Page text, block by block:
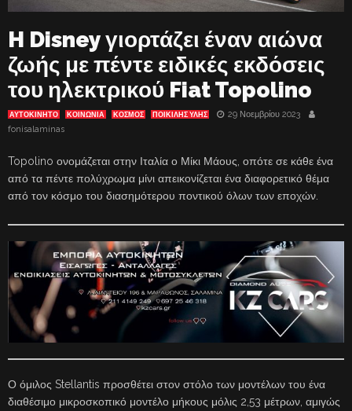
H Disney γιορτάζει έναν αιώνα
ζωής με πέντε ειδικές εκδόσεις
του ηλεκτρικού Fiat Topolino
ΑΥΤΟΚΙΝΗΤΟ ΚΟΙΝΩΝΙΑ ΚΟΣΜΟΣ ΠΟΙΚΙΛΗΣ ΥΛΗΣ
29 Νοεμβρίου 2023
fonisalaminas
Topolino ονομάζεται στην Ιταλία ο Μίκι Μάους, οπότε σε κάθε ένα
από τα πέντε πολύχρωμα μίνι απεικονίζεται ένα διαφορετικό θέμα
από τον κόσμο του διασημότερου ποντικού όλων των εποχών.
Ο όμιλος Stellantis προσθέτει στον στόλο των μοντέλων του ένα
διαθέσιμο μικροσκοπικό μοντέλο μήκους μόλις 2,53 μέτρων, αμιγώς